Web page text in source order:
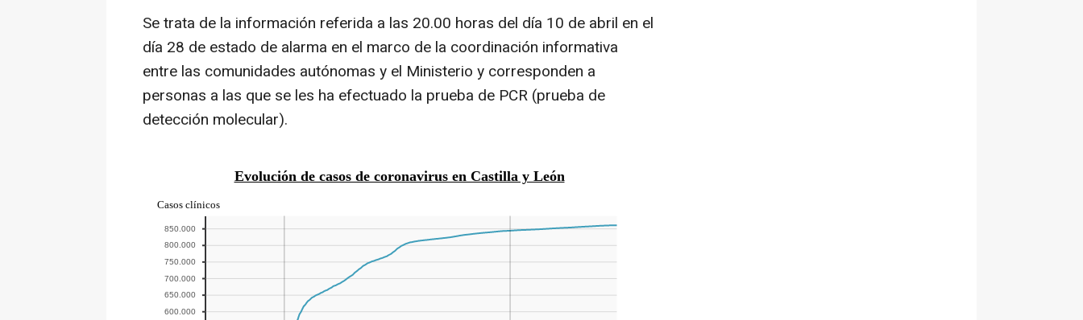
Se trata de la información referida a las 20.00 horas del día 10 de abril en el
día 28 de estado de alarma en el marco de la coordinación informativa
entre las comunidades autónomas y el Ministerio y corresponden a
personas a las que se les ha efectuado la prueba de PCR (prueba de
detección molecular).